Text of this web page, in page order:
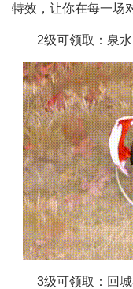
特效，让你在每一场
2级可领取：泉
3级可领取：回